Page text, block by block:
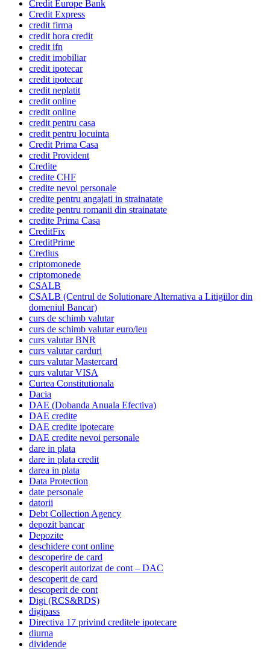
Credit Europe Bank
Credit Express
credit firma
credit hora credit
credit ifn
credit imobiliar
credit ipotecar
credit ipotecar
credit neplatit
credit online
credit online
credit pentru casa
credit pentru locuinta
Credit Prima Casa
credit Provident
Credite
credite CHF
credite nevoi personale
credite pentru angajati in strainatate
credite pentru romanii din strainatate
credite Prima Casa
CreditFix
CreditPrime
Credius
criptomonede
criptomonede
CSALB
CSALB (Centrul de Solutionare Alternativa a Litigiilor din
domeniul Bancar)
curs de schimb valutar
curs de schimb valutar euro/leu
curs valutar BNR
curs valutar carduri
curs valutar Mastercard
curs valutar VISA
Curtea Constitutionala
Dacia
DAE (Dobanda Anuala Efectiva)
DAE credite
DAE credite ipotecare
DAE credite nevoi personale
dare in plata
dare in plata credit
darea in plata
Data Protection
date personale
datorii
Debt Collection Agency
depozit bancar
Depozite
deschidere cont online
descoperire de card
descoperit autorizat de cont – DAC
descoperit de card
descoperit de cont
Digi (RCS&RDS)
digipass
Directiva 17 privind creditele ipotecare
diurna
dividende